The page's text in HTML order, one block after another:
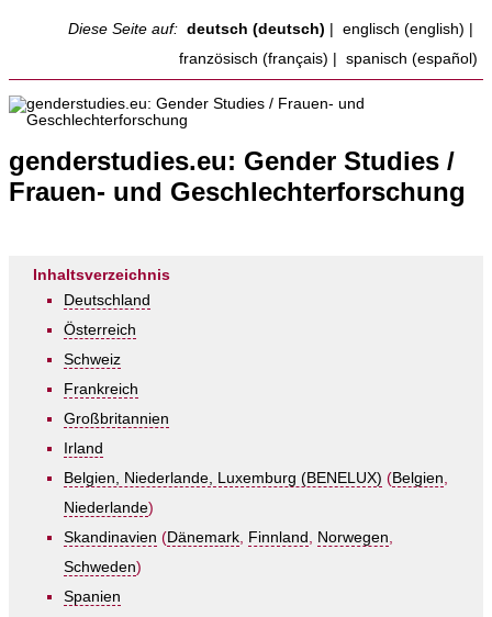
Diese Seite auf: deutsch (deutsch) englisch (english)
französisch (français)
spanisch (español)
genderstudies.eu: Gender Studies /
Frauen- und Geschlechterforschung
Inhaltsverzeichnis
Deutschland
Österreich
Schweiz
Frankreich
Großbritannien
Irland
Belgien, Niederlande, Luxemburg (BENELUX) (Belgien,
Niederlande)
Skandinavien (Dänemark, Finnland , Norwegen,
Schweden)
Spanien